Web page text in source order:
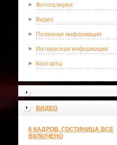
Фотогалерея
Видео
Полезная информация
Интересная информация
Контакты
ВИДЕО
6 КАДРОВ. ГОСТИНИЦА ВСЕ
ВКЛЮЧЕНО